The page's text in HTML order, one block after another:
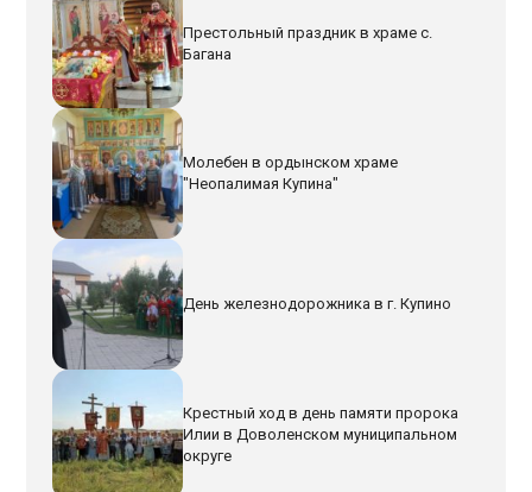
Престольный праздник в храме с.
Багана
Молебен в ордынском храме
"Неопалимая Купина"
День железнодорожника в г. Купино
Крестный ход в день памяти пророка
Илии в Доволенском муниципальном
округе